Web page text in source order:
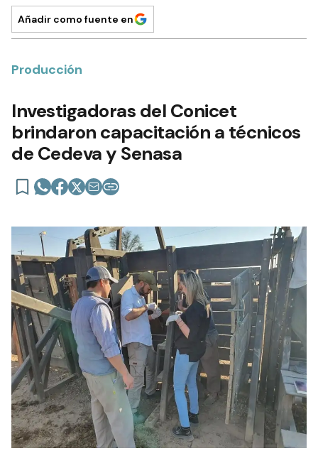
Añadir como fuente en
Producción
Investigadoras del Conicet
brindaron capacitación a técnicos
de Cedeva y Senasa